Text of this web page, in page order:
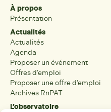
À propos
Présentation
Actualités
Actualités
Agenda
Proposer un événement
Offres d’emploi
Proposer une offre d’emploi
Archives RnPAT
L’observatoire